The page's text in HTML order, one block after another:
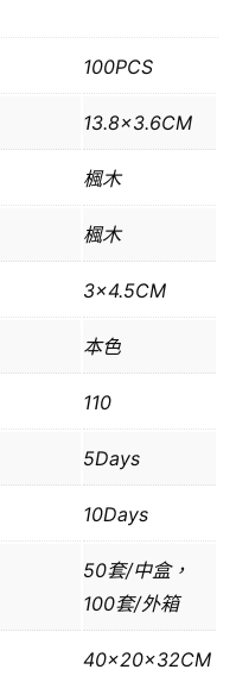
100PCS
13.8×3.6CM
楓木
楓木
3×4.5CM
本色
110
5Days
10Days
50套/中盒，
100套/外箱
40x20x32CM